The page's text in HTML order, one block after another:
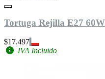
Tortuga Rejilla E27
$17.497
IVA Incluido